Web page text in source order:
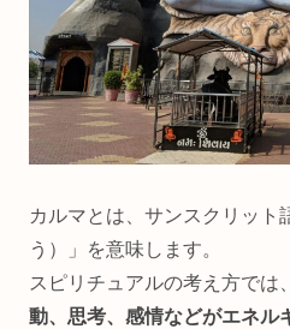
カルマとは、サンスクリット
う）」を意味します。
スピリチュアルの考え方では、
動、思考、感情などがエネル